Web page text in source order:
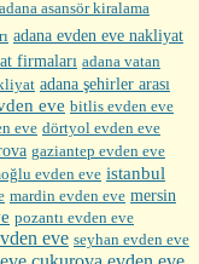
adana asansör kiralama
adana evden eve nakliyat
firmaları adana vatan
adana şehirler arası
eve bitlis evden eve
eve dörtyol evden eve
gaziantep evden eve
evden eve istanbul
mardin evden eve mersin
pozantı evden eve
eve seyhan evden eve